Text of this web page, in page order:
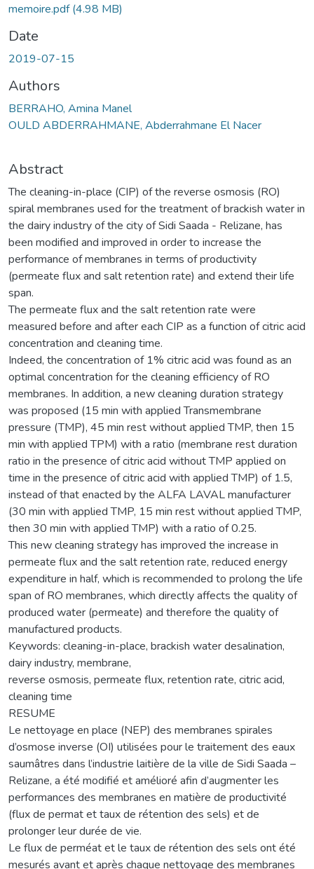
memoire.pdf(4.98 MB)
Date
2019-07-15
Authors
BERRAHO, Amina Manel
OULD ABDERRAHMANE, Abderrahmane El Nacer
Abstract
The cleaning-in-place (CIP) of the reverse osmosis (RO)
spiral membranes used for the treatment of brackish water in
the dairy industry of the city of Sidi Saada - Relizane, has
been modified and improved in order to increase the
performance of membranes in terms of productivity
(permeate flux and salt retention rate) and extend their life
span.
The permeate flux and the salt retention rate were
measured before and after each CIP as a function of citric acid
concentration and cleaning time.
Indeed, the concentration of 1% citric acid was found as an
optimal concentration for the cleaning efficiency of RO
membranes. In addition, a new cleaning duration strategy
was proposed (15 min with applied Transmembrane
pressure (TMP), 45 min rest without applied TMP, then 15
min with applied TPM) with a ratio (membrane rest duration
ratio in the presence of citric acid without TMP applied on
time in the presence of citric acid with applied TMP) of 1.5,
instead of that enacted by the ALFA LAVAL manufacturer
(30 min with applied TMP, 15 min rest without applied TMP,
then 30 min with applied TMP) with a ratio of 0.25.
This new cleaning strategy has improved the increase in
permeate flux and the salt retention rate, reduced energy
expenditure in half, which is recommended to prolong the life
span of RO membranes, which directly affects the quality of
produced water (permeate) and therefore the quality of
manufactured products.
Keywords: cleaning-in-place, brackish water desalination,
dairy industry, membrane,
reverse osmosis, permeate flux, retention rate, citric acid,
cleaning time
RESUME
Le nettoyage en place (NEP) des membranes spirales
d’osmose inverse (OI) utilisées pour le traitement des eaux
saumâtres dans l’industrie laitière de la ville de Sidi Saada –
Relizane, a été modifié et amélioré afin d’augmenter les
performances des membranes en matière de productivité
(flux de permat et taux de rétention des sels) et de
prolonger leur durée de vie.
Le flux de perméat et le taux de rétention des sels ont été
mesurés avant et après chaque nettoyage des membranes